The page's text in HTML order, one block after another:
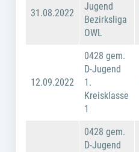
31.08.2022
Jugend
Bezirksliga
OWL
12.09.2022
0428 gem.
D-Jugend
1.
Kreisklasse
1
0428 gem.
D-Jugend